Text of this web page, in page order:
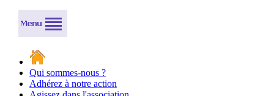
Qui sommes-nous ?
Adhérez à notre action